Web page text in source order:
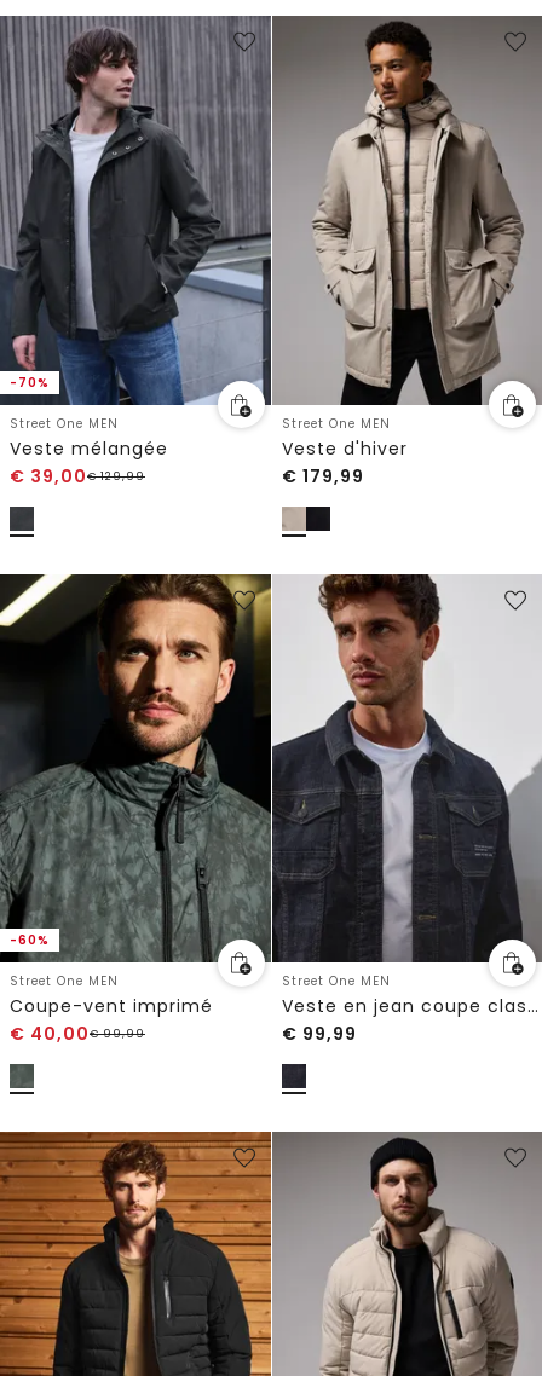
-70%
Street One MEN
Veste mélangée
€ 39,00€129,99
Street One MEN
Veste d'hiver
€ 179,99
-60%
Street One MEN
Coupe-vent imprimé
€ 40,00€99,99
Street One MEN
Veste en jean coupe classique
€ 99,99